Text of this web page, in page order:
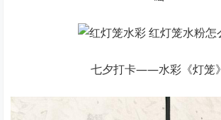
七夕打卡——水彩《灯笼》